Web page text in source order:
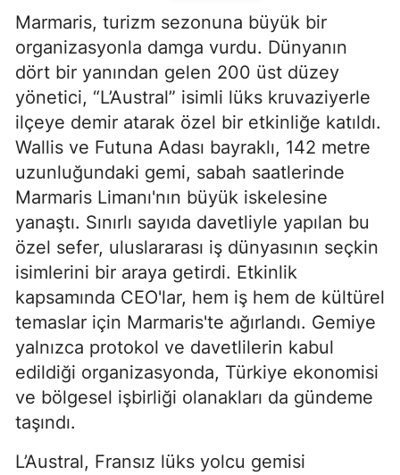
Marmaris, turizm sezonuna büyük bir
organizasyonla damga vurdu. Dünyanın
dört bir yanından gelen 200 üst düzey
yönetici, “L’Austral” isimli lüks kruvaziyerle
ilçeye demir atarak özel bir etkinliğe katıldı.
Wallis ve Futuna Adası bayraklı, 142 metre
uzunluğundaki gemi, sabah saatlerinde
Marmaris Limanı'nın büyük iskelesine
yanaştı. Sınırlı sayıda davetliyle yapılan bu
özel sefer, uluslararası iş dünyasının seçkin
isimlerini bir araya getirdi. Etkinlik
kapsamında CEO'lar, hem iş hem de kültürel
temaslar için Marmaris'te ağırlandı. Gemiye
yalnızca protokol ve davetlilerin kabul
edildiği organizasyonda, Türkiye ekonomisi
ve bölgesel işbirliği olanakları da gündeme
taşındı.
L’Austral, Fransız lüks yolcu gemisi